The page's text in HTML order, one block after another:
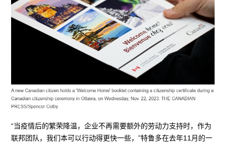
“当疫情后的繁荣降温，企业不再需要额外的劳动力支持时，作为
联邦团队，我们本可以行动得更快一些，”特鲁多在去年11月的一